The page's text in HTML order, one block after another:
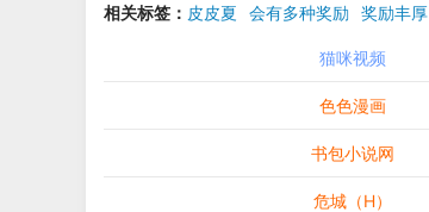
相关标签： 皮皮夏 会有多种奖励 奖励丰厚
猫咪视频
色色漫画
书包小说网
危城（H）